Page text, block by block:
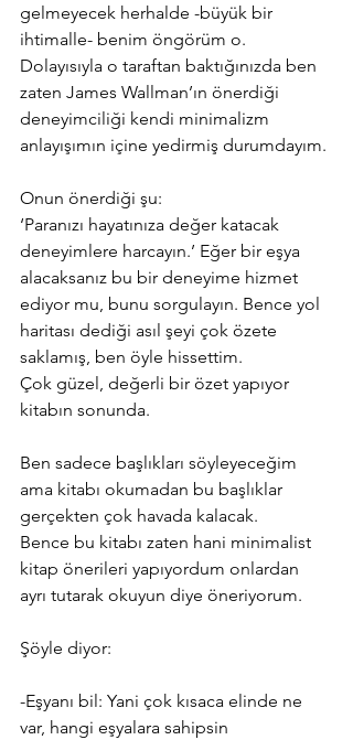
gelmeyecek herhalde -büyük bir
ihtimalle- benim öngörüm o.
Dolayısıyla o taraftan baktığınızda ben
zaten James Wallman’ın önerdiği
deneyimciliği kendi minimalizm
anlayışımın içine yedirmiş durumdayım.
Onun önerdiği şu:
‘Paranızı hayatınıza değer katacak
deneyimlere harcayın.’ Eğer bir eşya
alacaksanız bu bir deneyime hizmet
ediyor mu, bunu sorgulayın. Bence yol
haritası dediği asıl şeyi çok özete
saklamış, ben öyle hissettim.
Çok güzel, değerli bir özet yapıyor
kitabın sonunda.
Ben sadece başlıkları söyleyeceğim
ama kitabı okumadan bu başlıklar
gerçekten çok havada kalacak.
Bence bu kitabı zaten hani minimalist
kitap önerileri yapıyordum onlardan
ayrı tutarak okuyun diye öneriyorum.
Şöyle diyor:
-Eşyanı bil: Yani çok kısaca elinde ne
var, hangi eşyalara sahipsin